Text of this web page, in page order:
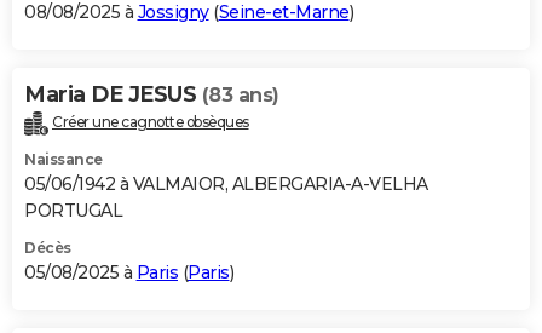
08/08/2025 à Jossigny(Seine-et-Marne)
Maria DE JESUS (83 ans)
Créer une cagnotte obsèques
Naissance
05/06/1942 à VALMAIOR, ALBERGARIA-A-VELHA
PORTUGAL
Décès
05/08/2025 à Paris (Paris)